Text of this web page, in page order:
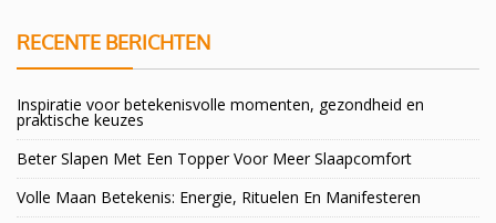
RECENTE BERICHTEN
Inspiratie voor betekenisvolle momenten, gezondheid en
praktische keuzes
Beter Slapen Met Een Topper Voor Meer Slaapcomfort
Volle Maan Betekenis: Energie, Rituelen En Manifesteren